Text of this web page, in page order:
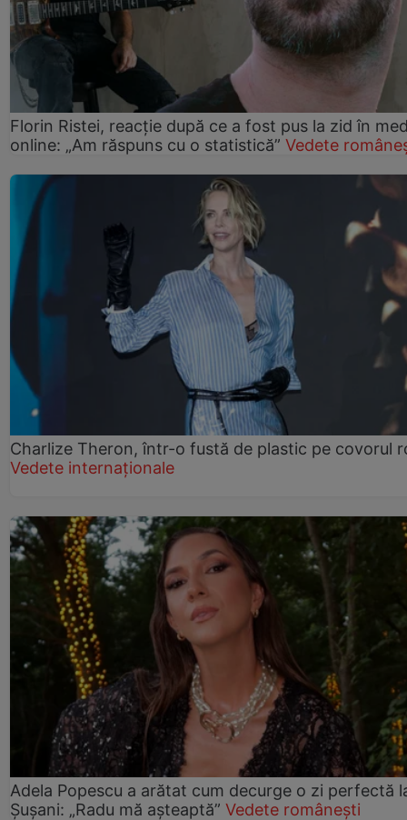
Florin Ristei, reacție după ce a fost pus la zid în
online: „Am răspuns cu o statistică” Vedete
Charlize Theron, într-o fustă de plastic pe covorul
Vedete internaționale
Adela Popescu a arătat cum decurge o zi perfectă
Șușani: „Radu mă așteaptă” Vedete românești